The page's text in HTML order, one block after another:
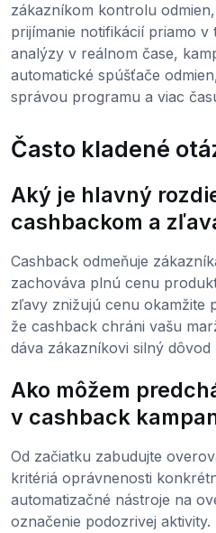
zákazníkom kontrolu
prijímanie notifikácií priamo v
analýzy v reálnom čase,
automatické spúšťače
správou programu a viac
Často kladené
Aký je hlavný
cashbackom a
Cashback odmeňuje
zachováva plnú cenu
zľavy znižujú cenu okamžite
že cashback chráni vašu
dáva zákazníkovi silný dôvod
Ako môžem
v cashback
Od začiatku zabudujte
kritériá oprávnenosti
automatizačné nástroje na
označenie podozrivej